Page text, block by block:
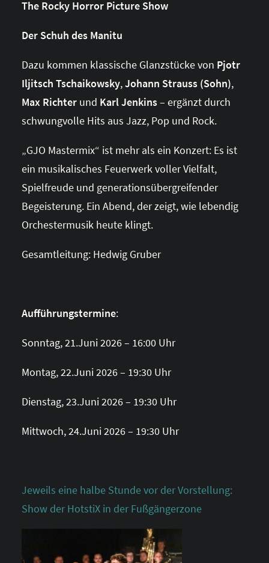
The Rocky Horror Picture Show
Der Schuh des Manitu
Dazu kommen klassische Glanzstücke von Pjotr
Iljitsch Tschaikowsky,Johann Strauss (Sohn),
Max Richter und Karl Jenkins– ergänzt durch
schwungvolle Hits aus Jazz, Pop und Rock.
„GJO Mastermix“ ist mehr als ein Konzert: Es ist
ein musikalisches Feuerwerk voller Vielfalt,
Spielfreude und generationsübergreifender
Begeisterung. Ein Abend, der zeigt, wie lebendig
Orchestermusik heute klingt.
Gesamtleitung: Hedwig Gruber
Aufführungstermine:
Sonntag, 21.Juni 2026 – 16:00 Uhr
Montag, 22.Juni 2026 – 19:30 Uhr
Dienstag, 23.Juni 2026 – 19:30 Uhr
Mittwoch, 24.Juni 2026 – 19:30 Uhr
Jeweils eine halbe Stunde vor der Vorstellung:
Show der HotstiX in der Fußgängerzone